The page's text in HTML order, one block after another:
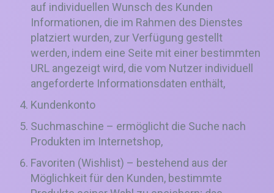
auf individuellen Wunsch des Kunden
Informationen, die im Rahmen des Dienstes
platziert wurden, zur Verfügung gestellt
werden, indem eine Seite mit einer bestimmten
URL angezeigt wird, die vom Nutzer individuell
angeforderte Informationsdaten enthält,
Kundenkonto
Suchmaschine – ermöglicht die Suche nach
Produkten im Internetshop,
Favoriten (Wishlist) – bestehend aus der
Möglichkeit für den Kunden, bestimmte